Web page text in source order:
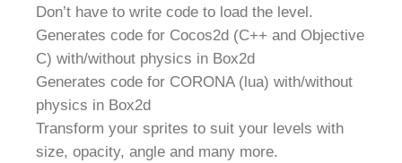
Don’t have to write code to load the level.
Generates code for Cocos2d (C++ and Objective
C) with/without physics in Box2d
Generates code for CORONA (lua) with/without
physics in Box2d
Transform your sprites to suit your levels with
size, opacity, angle and many more.